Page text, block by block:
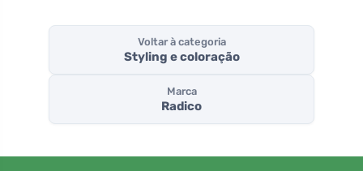
Voltar à categoria
Styling e coloração
Marca
Radico